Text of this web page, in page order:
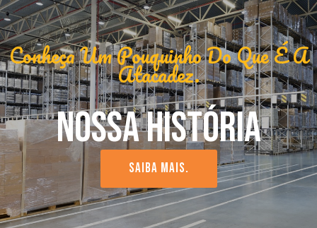
Conheça Um Pouquinho Do Que É A
Atacadez.
NOSSA HISTÓRIA
SAIBA MAIS.